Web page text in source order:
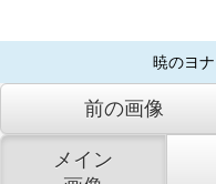
暁のヨ
前の画像
メイン